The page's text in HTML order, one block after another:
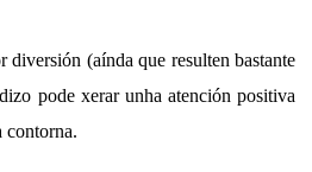
diversión (aínda que resulten bastante
pode xerar unha atención positiva
contorna.